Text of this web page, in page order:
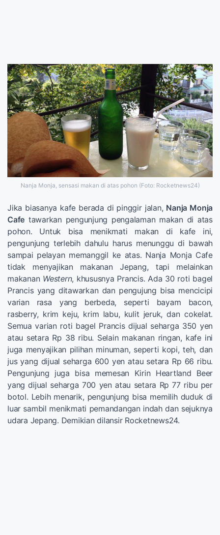
Nanja Monja, sensasi makan di atas pohon (Foto: Rocketnews24)
Jika biasanya kafe berada di pinggir jalan, Nanja Monja
Cafe tawarkan pengunjung pengalaman makan di atas
pohon. Untuk bisa menikmati makan di kafe ini,
pengunjung terlebih dahulu harus menunggu di bawah
sampai pelayan memanggil ke atas. Nanja Monja Cafe
tidak menyajikan makanan Jepang, tapi melainkan
makanan Western, khususnya Prancis. Ada 30 roti bagel
Prancis yang ditawarkan dan pengujung bisa mencicipi
varian rasa yang berbeda, seperti bayam bacon,
rasberry, krim keju, krim labu, kulit jeruk, dan cokelat.
Semua varian roti bagel Prancis dijual seharga 350 yen
atau setara Rp 38 ribu. Selain makanan ringan, kafe ini
juga menyajikan pilihan minuman, seperti kopi, teh, dan
jus yang dijual seharga 600 yen atau setara Rp 66 ribu.
Pengunjung juga bisa memesan Kirin Heartland Beer
yang dijual seharga 700 yen atau setara Rp 77 ribu per
botol. Lebih menarik, pengunjung bisa memilih duduk di
luar sambil menikmati pemandangan indah dan sejuknya
udara Jepang. Demikian dilansir Rocketnews24.